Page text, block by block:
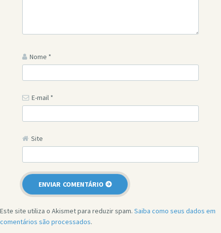
Nome *
E-mail *
Site
Este site utiliza o Akismet para reduzir spam. Saiba como seus dados em
comentários são processados.